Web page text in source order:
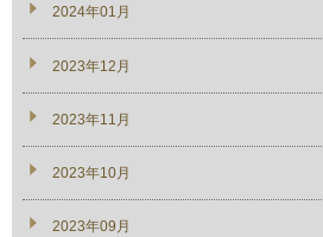
2024年01月
2023年12月
2023年11月
2023年10月
2023年09月